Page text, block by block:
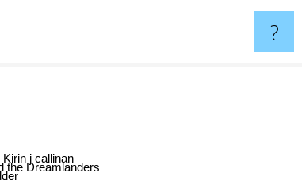
?
the Dreamlanders
Kirin j callinan